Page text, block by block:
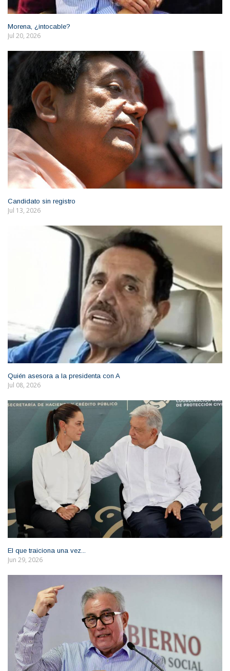
Morena, ¿intocable?
Jul 20, 2026
Candidato sin registro
Jul 13, 2026
Quién asesora a la presidenta con A
Jul 08, 2026
El que traiciona una vez...
Jun 29, 2026